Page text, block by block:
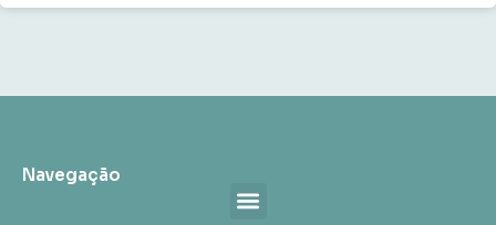
Navegação